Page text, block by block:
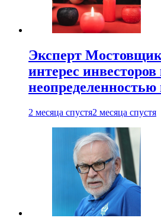
Эксперт
интерес
2 месяца спустя2 месяца спустя